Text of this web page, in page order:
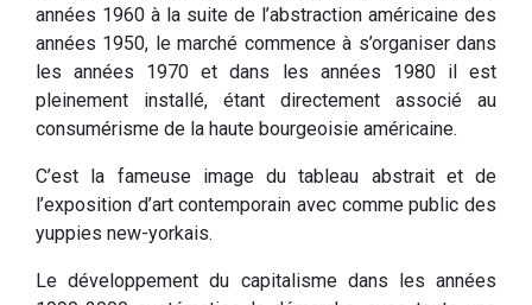
années 1960 à la suite de l’abstraction américaine des
années 1950, le marché commence à s’organiser dans
les années 1970 et dans les années 1980 il est
pleinement installé, étant directement associé au
consumérisme de la haute bourgeoisie américaine.
C’est la fameuse image du tableau abstrait et de
l’exposition d’art contemporain avec comme public des
yuppies new-yorkais.
Le développement du capitalisme dans les années